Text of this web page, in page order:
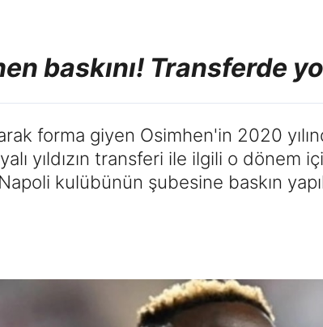
baskını! Transferde
forma giyen Osimhen'in 2020
yıldızın transferi ile ilgili o
kulübünün şubesine baskın